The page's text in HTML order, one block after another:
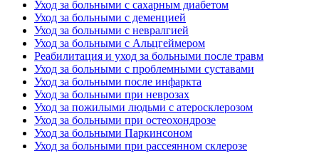
Уход за больными с сахарным диабетом
Уход за больными с деменцией
Уход за больными с невралгией
Уход за больными с Альцгеймером
Реабилитация и уход за больными после травм
Уход за больными с проблемными суставами
Уход за больными после инфаркта
Уход за больными при неврозах
Уход за пожилыми людьми с атеросклерозом
Уход за больными при остеохондрозе
Уход за больными Паркинсоном
Уход за больными при рассеянном склерозе